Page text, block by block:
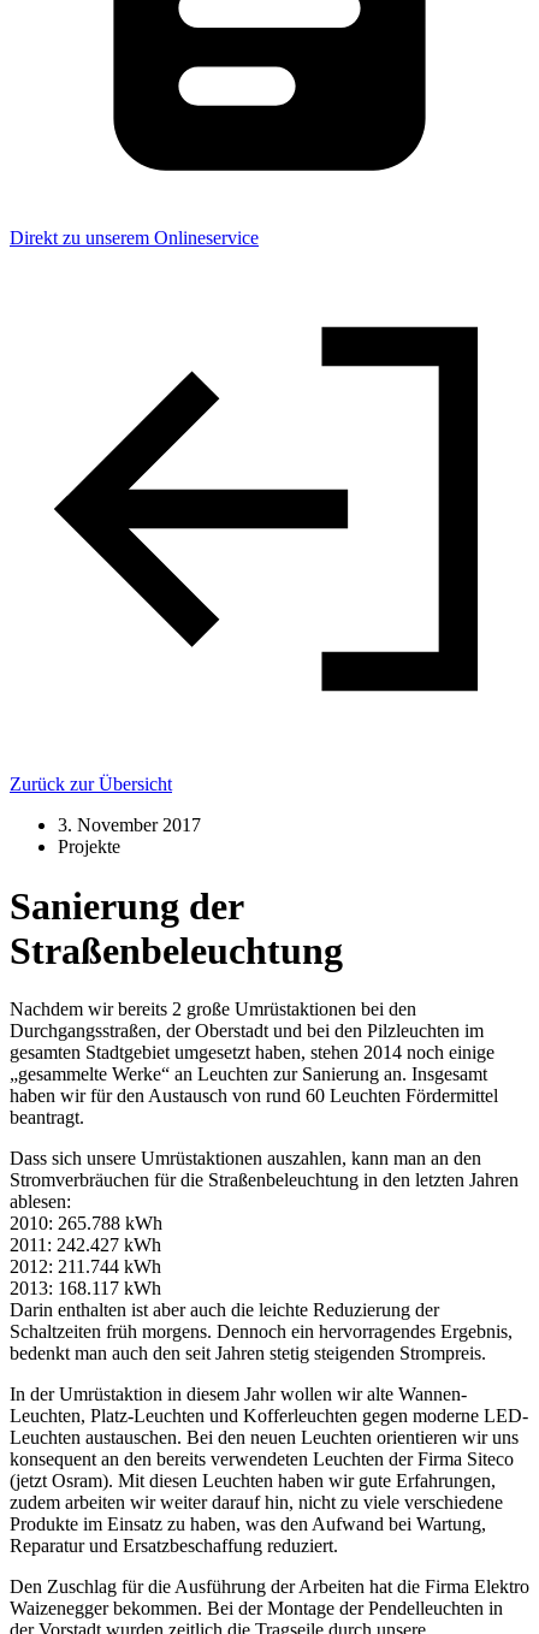
Direkt zu unserem Onlineservice
Zurück zur Übersicht
3. November 2017
Projekte
Sanierung der
Straßenbeleuchtung
Nachdem wir bereits 2 große Umrüstaktionen bei den
Durchgangsstraßen, der Oberstadt und bei den Pilzleuchten im
gesamten Stadtgebiet umgesetzt haben, stehen 2014 noch einige
„gesammelte Werke“ an Leuchten zur Sanierung an. Insgesamt
haben wir für den Austausch von rund 60 Leuchten Fördermittel
beantragt.
Dass sich unsere Umrüstaktionen auszahlen, kann man an den
Stromverbräuchen für die Straßenbeleuchtung in den letzten Jahren
ablesen:
2010: 265.788 kWh
2011: 242.427 kWh
2012: 211.744 kWh
2013: 168.117 kWh
Darin enthalten ist aber auch die leichte Reduzierung der
Schaltzeiten früh morgens. Dennoch ein hervorragendes Ergebnis,
bedenkt man auch den seit Jahren stetig steigenden Strompreis.
In der Umrüstaktion in diesem Jahr wollen wir alte Wannen-
Leuchten, Platz-Leuchten und Kofferleuchten gegen moderne LED-
Leuchten austauschen. Bei den neuen Leuchten orientieren wir uns
konsequent an den bereits verwendeten Leuchten der Firma Siteco
(jetzt Osram). Mit diesen Leuchten haben wir gute Erfahrungen,
zudem arbeiten wir weiter darauf hin, nicht zu viele verschiedene
Produkte im Einsatz zu haben, was den Aufwand bei Wartung,
Reparatur und Ersatzbeschaffung reduziert.
Den Zuschlag für die Ausführung der Arbeiten hat die Firma Elektro
Waizenegger bekommen. Bei der Montage der Pendelleuchten in
der Vorstadt wurden zeitlich die Tragseile durch unsere